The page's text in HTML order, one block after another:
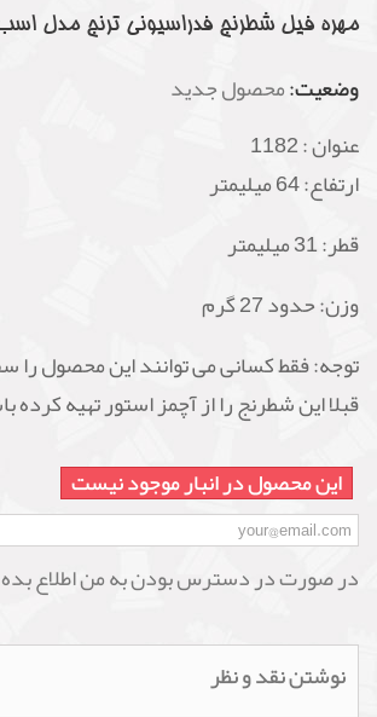
مهره فیل شطرنج فدراسیونی ترنج مدل
وضعیت:محصول جدید
عنوان :1182
ارتفاع: 64 میلیمتر
قطر: 31 میلیمتر
وزن: حدود 27 گرم
توجه: فقط کسانی می توانند این محصول
قبلا این شطرنج را از آچمز استور تهیه کرده
این محصول در انبار موجود نیست
در صورت در دسترس بودن به من اطلاع بده
نوشتن نقد و نظر